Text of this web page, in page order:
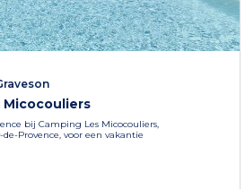
Micocouliers
bij Camping Les Micocouliers,
Provence, voor een vakantie